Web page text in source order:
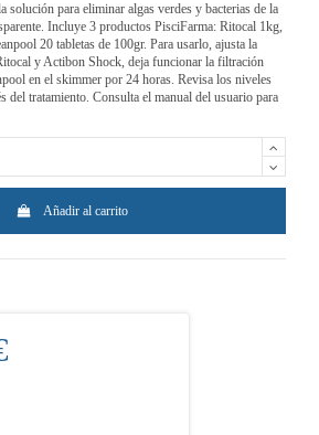
solución para eliminar algas verdes y bacterias de la
Incluye 3 productos PisciFarma: Ritocal 1kg,
20 tabletas de 100gr. Para usarlo, ajusta la
y Actibon Shock, deja funcionar la filtración
en el skimmer por 24 horas. Revisa los niveles
del tratamiento. Consulta el manual del usuario para
Añadir al carrito